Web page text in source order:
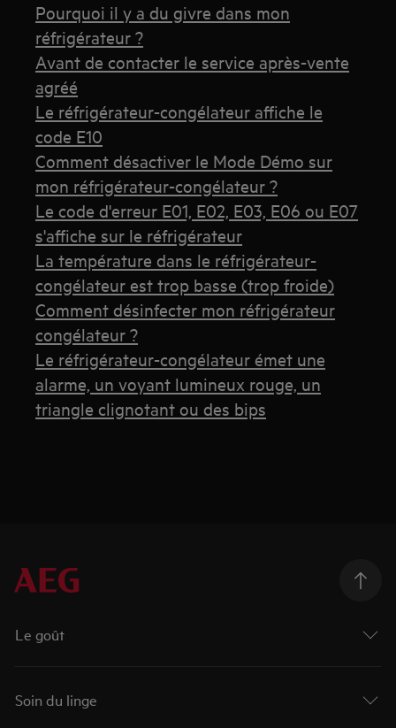
Pourquoi il y a du givre dans mon
réfrigérateur ?
Avant de contacter le service après-vente
agréé
Le réfrigérateur-congélateur affiche le
code E10
Comment désactiver le Mode Démo sur
mon réfrigérateur-congélateur ?
Le code d'erreur E01, E02, E03, E06 ou E07
s'affiche sur le réfrigérateur
La température dans le réfrigérateur-
congélateur est trop basse (trop froide)
Comment désinfecter mon réfrigérateur
congélateur ?
Le réfrigérateur-congélateur émet une
alarme, un voyant lumineux rouge, un
triangle clignotant ou des bips
Le goût
Soin du linge